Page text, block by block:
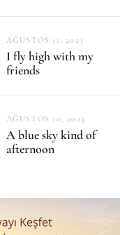
AĞUSTOS 11, 2023
I fly high with my
friends
AĞUSTOS 10, 2023
A blue sky kind of
afternoon